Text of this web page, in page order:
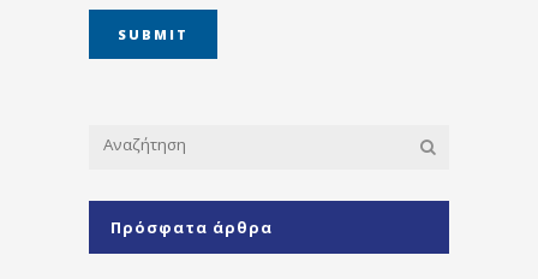
Πρόσφατα άρθρα